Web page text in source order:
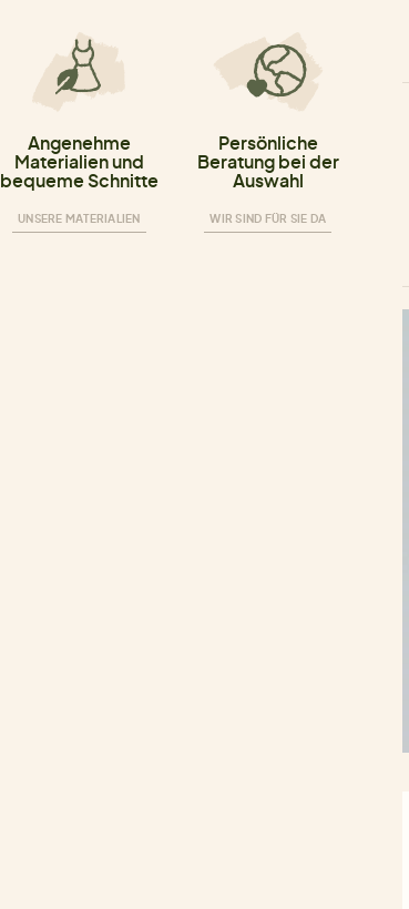
Angenehme
Materialien und
bequeme Schnitte
UNSERE MATERIALIEN
Persönliche
Beratung bei der
Auswahl
WIR SIND FÜR SIE DA